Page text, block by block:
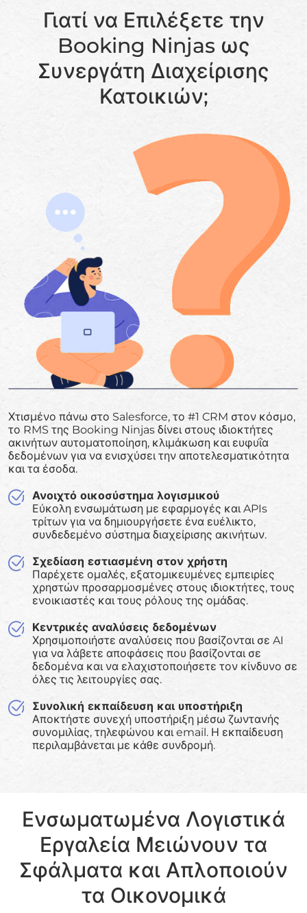
Γιατί να Επιλέξετε την
Booking Ninjas ως
Συνεργάτη Διαχείρισης
Κατοικιών;
Χτισμένο πάνω στο Salesforce, το #1 CRM στον κόσμο,
το RMS της Booking Ninjas δίνει στους ιδιοκτήτες
ακινήτων αυτοματοποίηση, κλιμάκωση και ευφυΐα
δεδομένων για να ενισχύσει την αποτελεσματικότητα
και τα έσοδα.
Ανοιχτό οικοσύστημα λογισμικού
Εύκολη ενσωμάτωση με εφαρμογές και APIs
τρίτων για να δημιουργήσετε ένα ευέλικτο,
συνδεδεμένο σύστημα διαχείρισης ακινήτων.
Σχεδίαση εστιασμένη στον χρήστη
Παρέχετε ομαλές, εξατομικευμένες εμπειρίες
χρηστών προσαρμοσμένες στους ιδιοκτήτες, τους
ενοικιαστές και τους ρόλους της ομάδας.
Κεντρικές αναλύσεις δεδομένων
Χρησιμοποιήστε αναλύσεις που βασίζονται σε AI
για να λάβετε αποφάσεις που βασίζονται σε
δεδομένα και να ελαχιστοποιήσετε τον κίνδυνο σε
όλες τις λειτουργίες σας.
Συνολική εκπαίδευση και υποστήριξη
Αποκτήστε συνεχή υποστήριξη μέσω ζωντανής
συνομιλίας, τηλεφώνου και email. Η εκπαίδευση
περιλαμβάνεται με κάθε συνδρομή.
Ενσωματωμένα Λογιστικά
Εργαλεία Μειώνουν τα
Σφάλματα και Απλοποιούν
τα Οικονομικά